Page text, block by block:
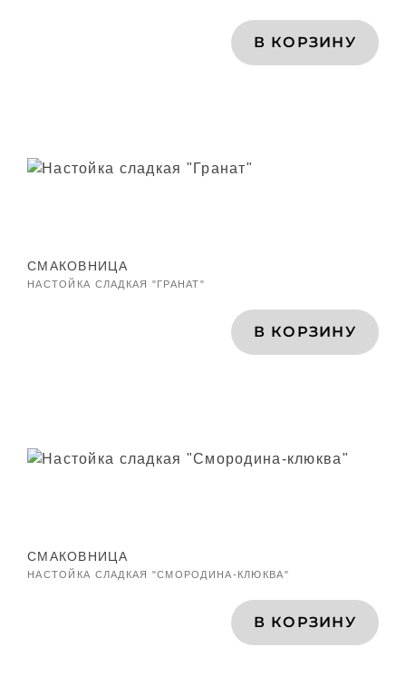
В КОРЗИНУ
СМАКОВНИЦА
НАСТОЙКА СЛАДКАЯ "ГРАНАТ"
В КОРЗИНУ
СМАКОВНИЦА
НАСТОЙКА СЛАДКАЯ "СМОРОДИНА-КЛЮКВА"
В КОРЗИНУ